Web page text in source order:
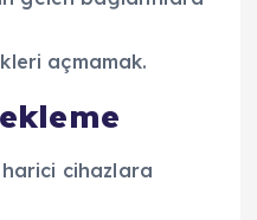
açmamak.
cihazlara